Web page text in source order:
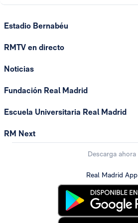
Estadio Bernabéu
RMTV en directo
Noticias
Fundación Real Madrid
Escuela Universitaria Real Madrid
RM Next
Descarga ahora
Real Madrid App